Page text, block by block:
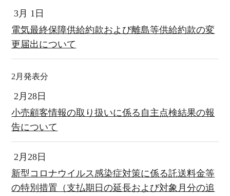
3月 1日
電気最終保障供給約款および離島等供給約款の変
更届出について
2月発表分
2月28日
小売顧客情報の取り扱いに係る自主点検結果の報
告について
2月28日
新型コロナウイルス感染症対策に係る託送料金等
の特別措置（支払期日の延長および対象月分の追